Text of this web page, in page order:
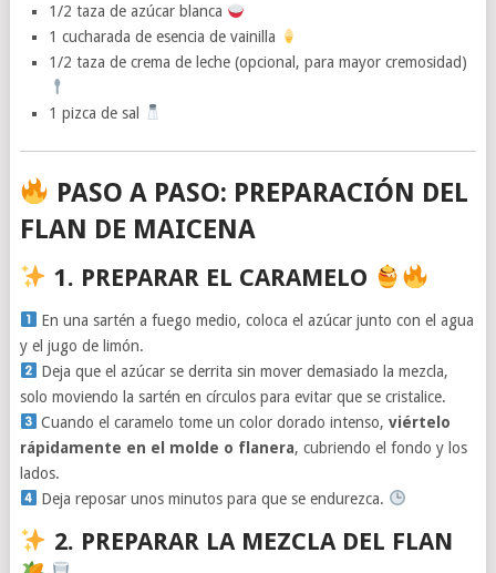
1/2 taza de azúcar blanca
1 cucharada de esencia de vainilla
1/2 taza de crema de leche (opcional, para mayor cremosidad)
1 pizca de sal
PASO A PASO: PREPARACIÓN DEL
FLAN DE MAICENA
1. PREPARAR EL CARAMELO
En una sartén a fuego medio, coloca el azúcar junto con el agua
y el jugo de limón.
Deja que el azúcar se derrita sin mover demasiado la mezcla,
solo moviendo la sartén en círculos para evitar que se cristalice.
Cuando el caramelo tome un color dorado intenso,viértelo
rápidamente en el molde o flanera, cubriendo el fondo y los
lados.
Deja reposar unos minutos para que se endurezca.
2. PREPARAR LA MEZCLA DEL FLAN